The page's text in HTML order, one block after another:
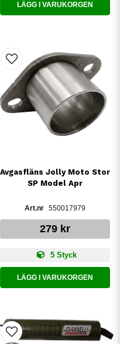
LÄGG I VARUKORGEN
Avgasfläns Jolly Moto Stor
SP Model Apr
550017979
279 kr
5 Styck
LÄGG I VARUKORGEN